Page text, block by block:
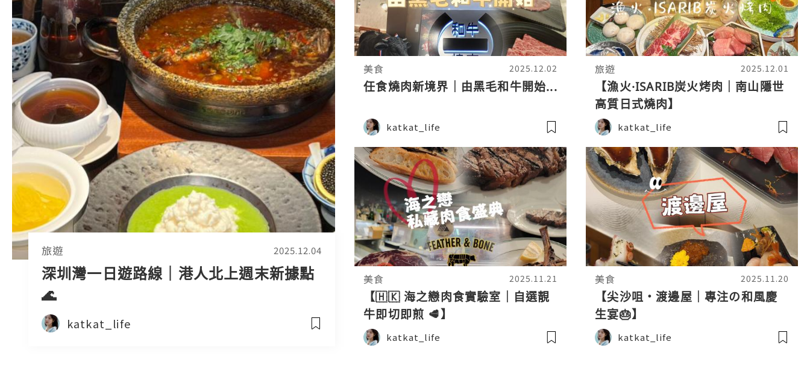
旅遊 2025.12.04
深圳灣一日遊路線｜港人北上週末新據點
🌊
katkat_life
美食 2025.12.02
任食燒肉新境界｜由黑毛和牛開始...
katkat_life
旅遊 2025.12.01
【漁火·ISARIB炭火烤肉｜南山隱世
高質日式燒肉】
katkat_life
美食 2025.11.21
【🇭🇰 海之戀肉食實驗室｜自選靚
牛即切即煎 🥩】
katkat_life
美食 2025.11.20
【尖沙咀・渡邊屋｜專注の和風慶
生宴🎂】
katkat_life